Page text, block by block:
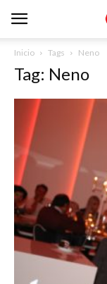
Inicio Tags Neno
Tag: Neno